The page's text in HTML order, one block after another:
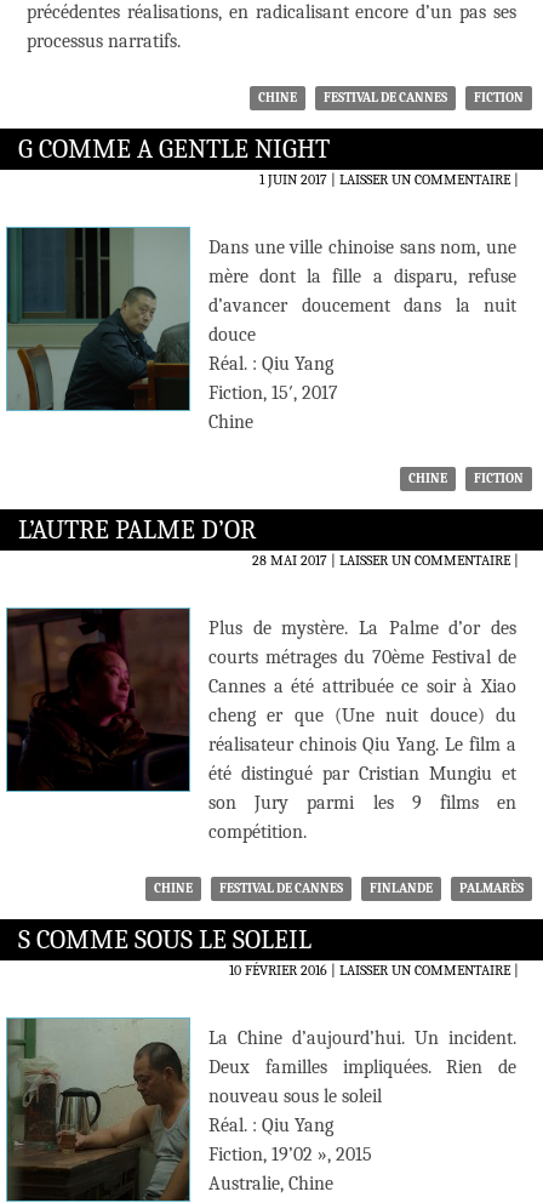
précédentes réalisations, en radicalisant encore d’un pas ses
processus narratifs.
CHINE FESTIVAL DE CANNES FICTION
G COMME A GENTLE NIGHT
1 JUIN 2017 LAISSER UN COMMENTAIRE|
Dans une ville chinoise sans nom, une
mère dont la fille a disparu, refuse
d’avancer doucement dans la nuit
douce
Réal. : Qiu Yang
Fiction, 15′, 2017
Chine
CHINE FICTION
L’AUTRE PALME D’OR
28 MAI 2017 LAISSER UN COMMENTAIRE|
Plus de mystère. La Palme d’or des
courts métrages du 70ème Festival de
Cannes a été attribuée ce soir à Xiao
cheng er que (Une nuit douce) du
réalisateur chinois Qiu Yang. Le film a
été distingué par Cristian Mungiu et
son Jury parmi les 9 films en
compétition.
CHINE FESTIVAL DE CANNES FINLANDE PALMARÈS
S COMME SOUS LE SOLEIL
10 FÉVRIER 2016 LAISSER UN COMMENTAIRE|
La Chine d’aujourd’hui. Un incident.
Deux familles impliquées. Rien de
nouveau sous le soleil
Réal. : Qiu Yang
Fiction, 19’02 », 2015
Australie, Chine